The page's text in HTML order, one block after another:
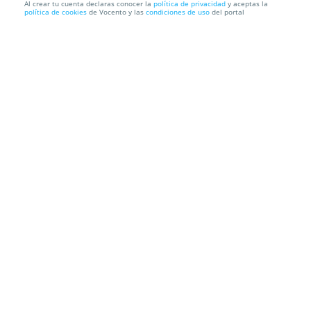
Noches de Sal: José Mercé (23 ago)
Al crear tu cuenta declaras conocer la política de privacidad y aceptas la
política de cookies de Vocento y las condiciones de uso del portal